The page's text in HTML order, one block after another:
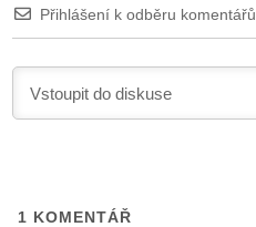
Přihlášení k odběru komentářů
1 KOMENTÁŘ